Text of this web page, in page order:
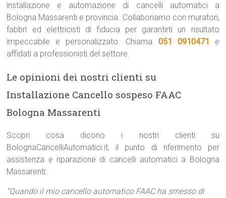
installazione e automazione di cancelli automatici a
Bologna Massarenti e provincia. Collaboriamo con muratori,
fabbri ed elettricisti di fiducia per garantirti un risultato
impeccabile e personalizzato. Chiama 051 0910471 e
affidati a professionisti del settore.
Le opinioni dei nostri clienti su
Installazione Cancello sospeso FAAC
Bologna Massarenti
Scopri cosa dicono i nostri clienti su
BolognaCancelliAutomatici.it, il punto di riferimento per
assistenza e riparazione di cancelli automatici a Bologna
Massarenti:
“Quando il mio cancello automatico FAAC ha smesso di